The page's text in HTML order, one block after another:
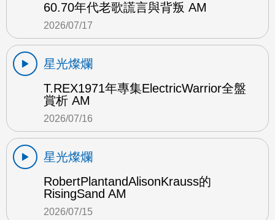
60.70年代老歌謊言與背叛 AM
2026/07/17
星光燦爛
T.REX1971年專集ElectricWarrior全盤
賞析 AM
2026/07/16
星光燦爛
RobertPlantandAlisonKrauss的
RisingSand AM
2026/07/15